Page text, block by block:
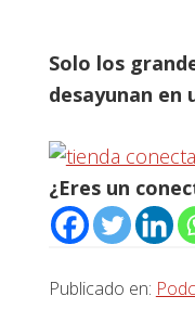
Solo los
desayunan en
¿Eres un
Publicado en: